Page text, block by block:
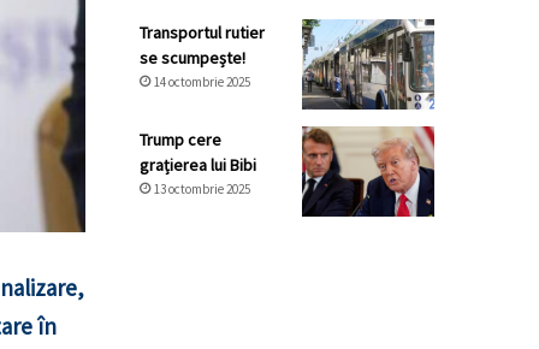
în
Transportul rutier
se scumpește!
14 octombrie 2025
Trump cere
grațierea lui Bibi
13 octombrie 2025